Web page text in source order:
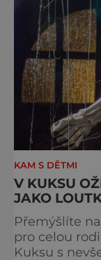
KAM S DĚTMI
V KUKSU
JAKO
Přemýšlíte
pro celou
Kuksu s